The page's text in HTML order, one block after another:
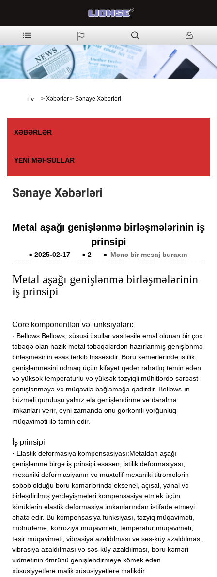
Ev > Xəbərlər > Sənaye Xəbərləri
XƏBƏRLƏR
YENI MƏHSULLAR
Sənaye Xəbərləri
Metal aşağı genişlənmə birləşmələrinin iş
prinsipi
● 2025-02-17 ● 2 ● Mənə bir mesaj buraxın
Metal aşağı genişlənmə birləşmələrinin
iş prinsipi
Core komponentləri və funksiyaları:
· Bellows:Bellows, xüsusi üsullar vasitəsilə emal olunan bir çox
təbəqə olan nazik metal təbəqələrdən hazırlanmış genişlənmə
birləşməsinin əsas tərkib hissəsidir. Boru kəmərlərində istilik
genişlənməsini udmaq üçün kifayət qədər rahatlıq təmin edən
və yüksək temperaturlu və yüksək təzyiqli mühitlərdə sərbəst
genişlənməyə və müqavilə bağlamağa qadirdir. Bellows-ın
büzməli quruluşu yalnız əla genişləndirmə və daralma
imkanları verir, eyni zamanda onu görkəmli yorğunluq
müqaviməti ilə təmin edir.
İş prinsipi:
· Elastik deformasiya kompensasiyası:Metaldan aşağı
genişlənmə birgə iş prinsipi əsasən, istilik deformasiyası,
mexaniki deformasiyanın və müxtəlif mexaniki titrəmələrin
səbəb olduğu boru kəmərlərində eksenel, açısal, yanal və
birləşdirilmiş yerdəyişmələri kompensasiya etmək üçün
körüklərin elastik deformasiya imkanlarından istifadə etməyi
əhatə edir. Bu kompensasiya funksiyası, təzyiq müqaviməti,
möhürləmə, korroziya müqaviməti, temperatur müqaviməti,
təsir müqaviməti, vibrasiya azaldılması və səs-küy azaldılması,
vibrasiya azaldılması və səs-küy azaldılması, boru kəməri
xidmətinin ömrünü genişləndirməyə kömək edən
xüsusiyyətlərə malik xüsusiyyətlərə malikdir.